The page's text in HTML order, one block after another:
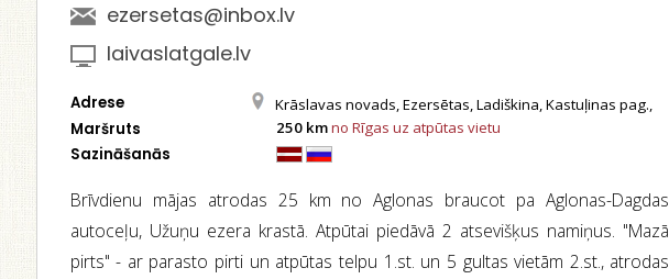
ezersetas@inbox.lv
laivaslatgale.lv
Adrese Krāslavas novads, Ezersētas, Ladiškina, Kastuļinas pag.,
Maršruts 250 kmno Rīgas uz atpūtas vietu
Sazināšanās
Brīvdienu mājas atrodas 25 km no Aglonas braucot pa Aglonas-Dagdas
autoceļu, Užuņu ezera krastā. Atpūtai piedāvā 2 atsevišķus namiņus. "Mazā
pirts" - ar parasto pirti un atpūtas telpu 1.st. un 5 gultas vietām 2.st., atrodas